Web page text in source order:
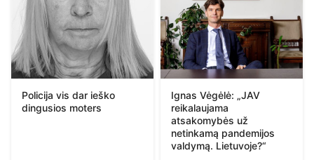
Policija vis dar ieško
dingusios moters
Ignas Vėgėlė: „JAV
reikalaujama
atsakomybės už
netinkamą pandemijos
valdymą. Lietuvoje?“